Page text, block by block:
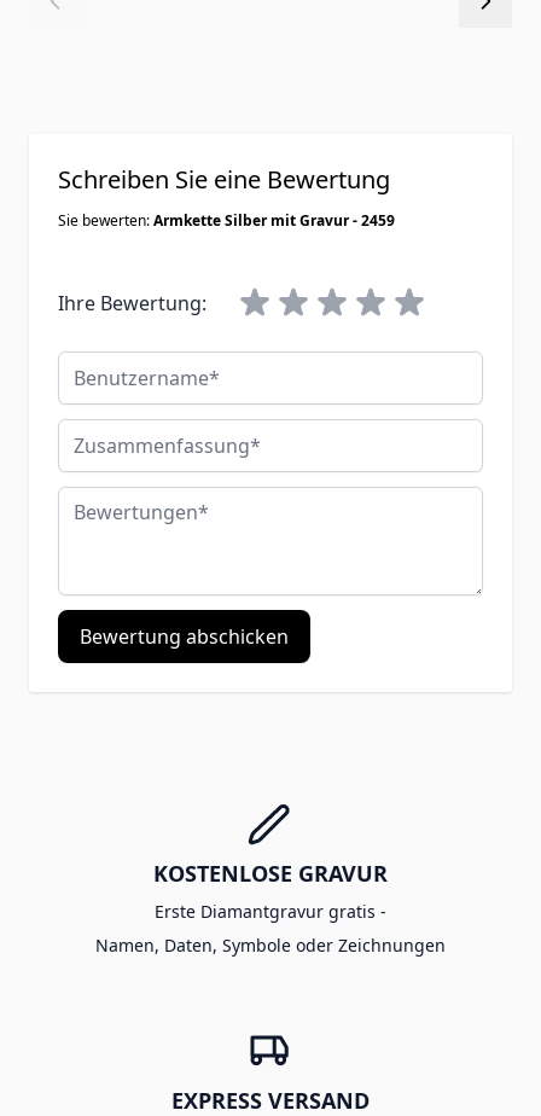
Schreiben Sie eine Bewertung
Sie bewerten:Armkette Silber mit Gravur - 2459
Ihre Bewertung:
Benutzername
Zusammenfassung
Bewertungen
Bewertung abschicken
KOSTENLOSE GRAVUR
Erste Diamantgravur gratis -
Namen, Daten, Symbole oder Zeichnungen
EXPRESS VERSAND